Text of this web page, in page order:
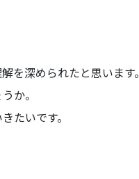
を深められたと思います。
か。
たいです。